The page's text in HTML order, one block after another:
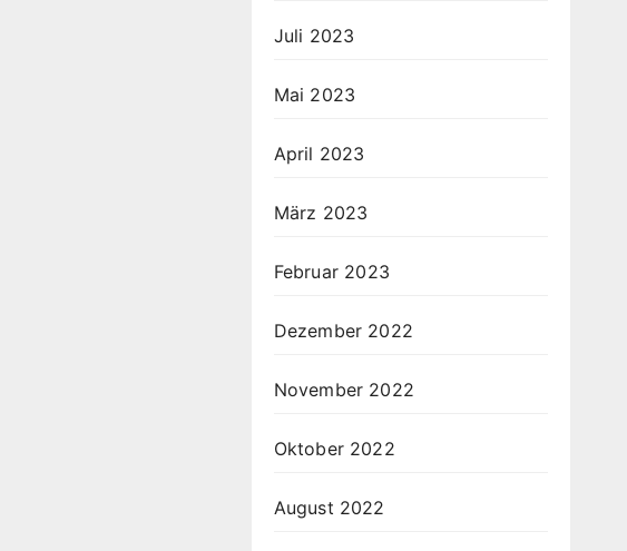
Juli 2023
Mai 2023
April 2023
März 2023
Februar 2023
Dezember 2022
November 2022
Oktober 2022
August 2022